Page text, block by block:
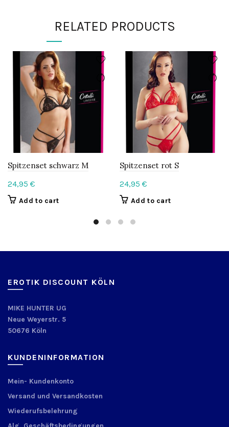
RELATED PRODUCTS
Spitzenset schwarz M
24,95 €
Add to cart
Spitzenset rot S
24,95 €
Add to cart
EROTIK DISCOUNT KÖLN
MIKE HUNTER UG
Neue Weyerstr. 5
50676 Köln
KUNDENINFORMATION
Mein- Kundenkonto
Versand und Versandkosten
Wiederufsbelehrung